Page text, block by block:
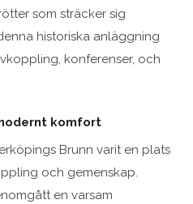
som sträcker sig
historiska anläggning
konferenser, och
komfort
Brunn varit en plats
och gemenskap.
en varsam